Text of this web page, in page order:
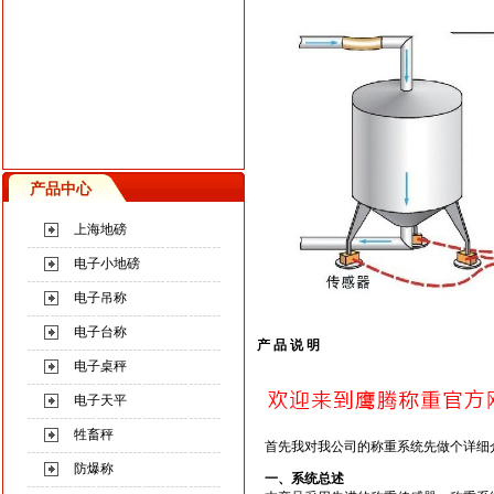
产品中心
上海地磅
电子小地磅
电子吊称
电子台称
电子桌秤
电子天平
牲畜秤
防爆称
产 品 说 明
首先我对我公司的称重系统先做个详
一、系统总述